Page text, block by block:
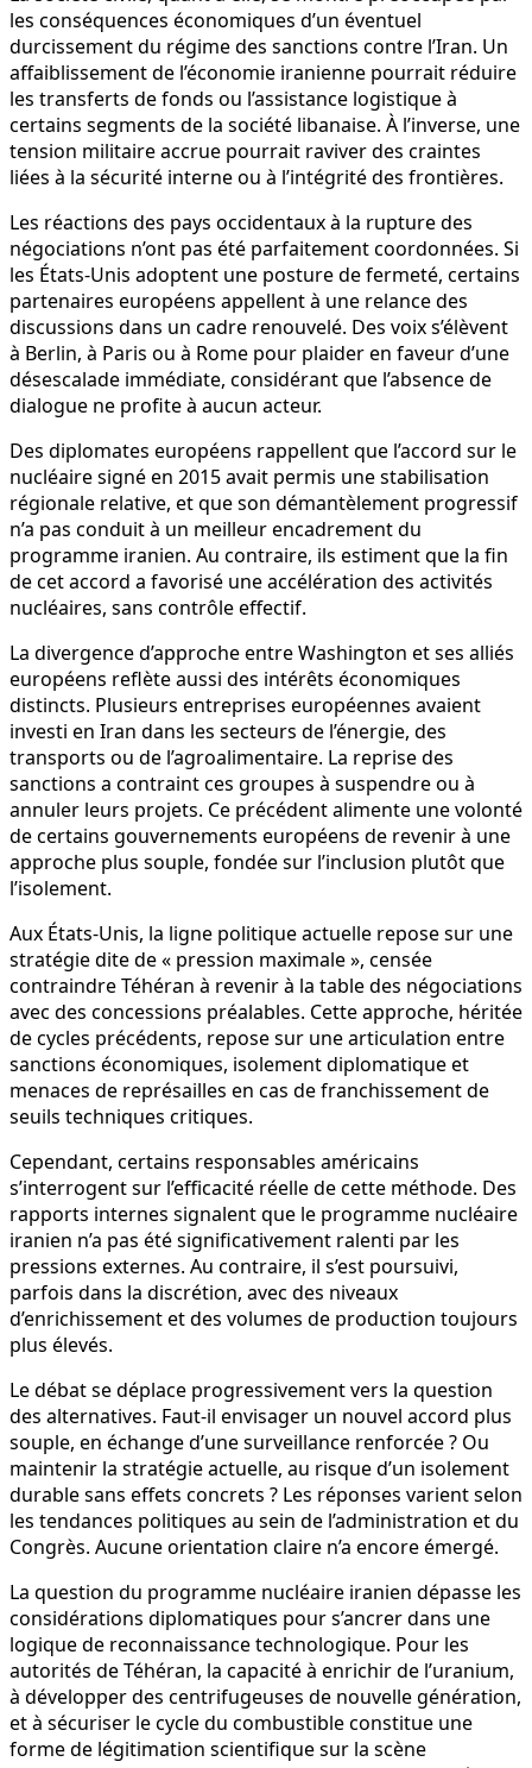
les conséquences économiques d’un éventuel
durcissement du régime des sanctions contre l’Iran. Un
affaiblissement de l’économie iranienne pourrait réduire
les transferts de fonds ou l’assistance logistique à
certains segments de la société libanaise. À l’inverse, une
tension militaire accrue pourrait raviver des craintes
liées à la sécurité interne ou à l’intégrité des frontières.
Les réactions des pays occidentaux à la rupture des
négociations n’ont pas été parfaitement coordonnées. Si
les États-Unis adoptent une posture de fermeté, certains
partenaires européens appellent à une relance des
discussions dans un cadre renouvelé. Des voix s’élèvent
à Berlin, à Paris ou à Rome pour plaider en faveur d’une
désescalade immédiate, considérant que l’absence de
dialogue ne profite à aucun acteur.
Des diplomates européens rappellent que l’accord sur le
nucléaire signé en 2015 avait permis une stabilisation
régionale relative, et que son démantèlement progressif
n’a pas conduit à un meilleur encadrement du
programme iranien. Au contraire, ils estiment que la fin
de cet accord a favorisé une accélération des activités
nucléaires, sans contrôle effectif.
La divergence d’approche entre Washington et ses alliés
européens reflète aussi des intérêts économiques
distincts. Plusieurs entreprises européennes avaient
investi en Iran dans les secteurs de l’énergie, des
transports ou de l’agroalimentaire. La reprise des
sanctions a contraint ces groupes à suspendre ou à
annuler leurs projets. Ce précédent alimente une volonté
de certains gouvernements européens de revenir à une
approche plus souple, fondée sur l’inclusion plutôt que
l’isolement.
Aux États-Unis, la ligne politique actuelle repose sur une
stratégie dite de « pression maximale », censée
contraindre Téhéran à revenir à la table des négociations
avec des concessions préalables. Cette approche, héritée
de cycles précédents, repose sur une articulation entre
sanctions économiques, isolement diplomatique et
menaces de représailles en cas de franchissement de
seuils techniques critiques.
Cependant, certains responsables américains
s’interrogent sur l’efficacité réelle de cette méthode. Des
rapports internes signalent que le programme nucléaire
iranien n’a pas été significativement ralenti par les
pressions externes. Au contraire, il s’est poursuivi,
parfois dans la discrétion, avec des niveaux
d’enrichissement et des volumes de production toujours
plus élevés.
Le débat se déplace progressivement vers la question
des alternatives. Faut-il envisager un nouvel accord plus
souple, en échange d’une surveillance renforcée ? Ou
maintenir la stratégie actuelle, au risque d’un isolement
durable sans effets concrets ? Les réponses varient selon
les tendances politiques au sein de l’administration et du
Congrès. Aucune orientation claire n’a encore émergé.
La question du programme nucléaire iranien dépasse les
considérations diplomatiques pour s’ancrer dans une
logique de reconnaissance technologique. Pour les
autorités de Téhéran, la capacité à enrichir de l’uranium,
à développer des centrifugeuses de nouvelle génération,
et à sécuriser le cycle du combustible constitue une
forme de légitimation scientifique sur la scène